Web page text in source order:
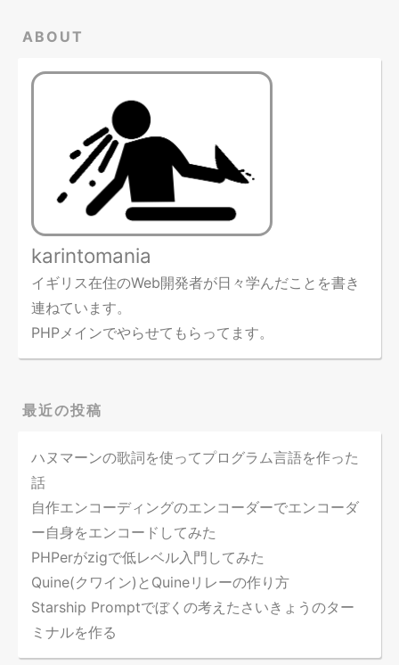
ABOUT
karintomania
イギリス在住のWeb開発者が日々学んだことを書き
連ねています。
PHPメインでやらせてもらってます。
最近の投稿
ハヌマーンの歌詞を使ってプログラム言語を作った
話
自作エンコーディングのエンコーダーでエンコーダ
ー自身をエンコードしてみた
PHPerがzigで低レベル入門してみた
Quine(クワイン)とQuineリレーの作り方
Starship Promptでぼくの考えたさいきょうのター
ミナルを作る